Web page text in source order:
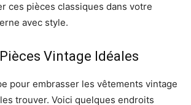
ces pièces classiques dans votre
avec style.
Vintage Idéales
pour embrasser les vêtements vintage
trouver. Voici quelques endroits